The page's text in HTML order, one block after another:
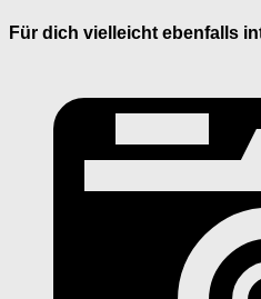
Für dich vielleicht ebenfalls